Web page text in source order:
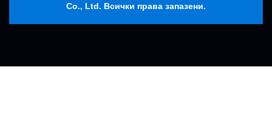
Co., Ltd. Всички права запазени.